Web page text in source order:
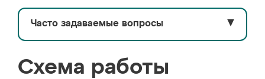
Часто задаваемые вопросы ▼
Схема работы